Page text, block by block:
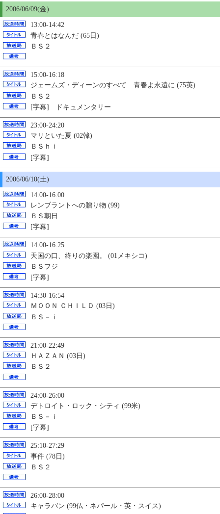
2006/06/09(金)
13:00-14:42
青春とはなんだ (65日)
ＢＳ２
15:00-16:18
ジェームズ・ディーンのすべて 青春よ永遠に (75英)
ＢＳ２
[字幕] ドキュメンタリー
23:00-24:20
マリといた夏 (02韓)
ＢＳｈｉ
[字幕]
2006/06/10(土)
14:00-16:00
レンブラントへの贈り物 (99)
ＢＳ朝日
[字幕]
14:00-16:25
天国の口、終りの楽園。 (01メキシコ)
ＢＳフジ
[字幕]
14:30-16:54
ＭＯＯＮ ＣＨＩＬＤ (03日)
ＢＳ－ｉ
21:00-22:49
ＨＡＺＡＮ (03日)
ＢＳ２
24:00-26:00
デトロイト・ロック・シティ (99米)
ＢＳ－ｉ
[字幕]
25:10-27:29
事件 (78日)
ＢＳ２
26:00-28:00
キャラバン (99仏・ネパール・英・スイス)